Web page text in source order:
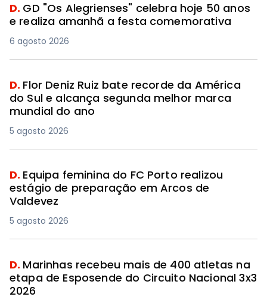
D. GD "Os Alegrienses" celebra hoje 50 anos
e realiza amanhã a festa comemorativa
6 agosto 2026
D. Flor Deniz Ruiz bate recorde da América
do Sul e alcança segunda melhor marca
mundial do ano
5 agosto 2026
D. Equipa feminina do FC Porto realizou
estágio de preparação em Arcos de
Valdevez
5 agosto 2026
D. Marinhas recebeu mais de 400 atletas na
etapa de Esposende do Circuito Nacional 3x3
2026